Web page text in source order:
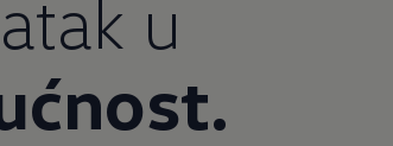
u